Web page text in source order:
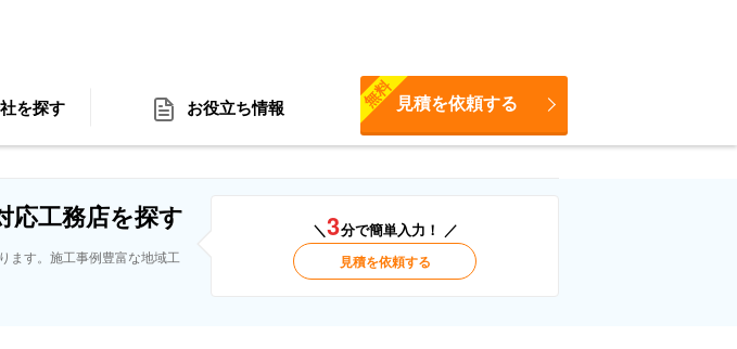
を探す お役立ち情報 見積を依頼する
無料
応工務店を探す
ます。施工事例豊富な地域工
＼3分で簡単入力！ ／
見積を依頼する